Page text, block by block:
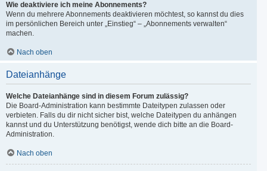
Wie deaktiviere ich meine Abonnements?
Wenn du mehrere Abonnements deaktivieren möchtest, so kannst du dies
im persönlichen Bereich unter „Einstieg“ – „Abonnements verwalten“
machen.
Nach oben
Dateianhänge
Welche Dateianhänge sind in diesem Forum zulässig?
Die Board-Administration kann bestimmte Dateitypen zulassen oder
verbieten. Falls du dir nicht sicher bist, welche Dateitypen du anhängen
kannst und du Unterstützung benötigst, wende dich bitte an die Board-
Administration.
Nach oben